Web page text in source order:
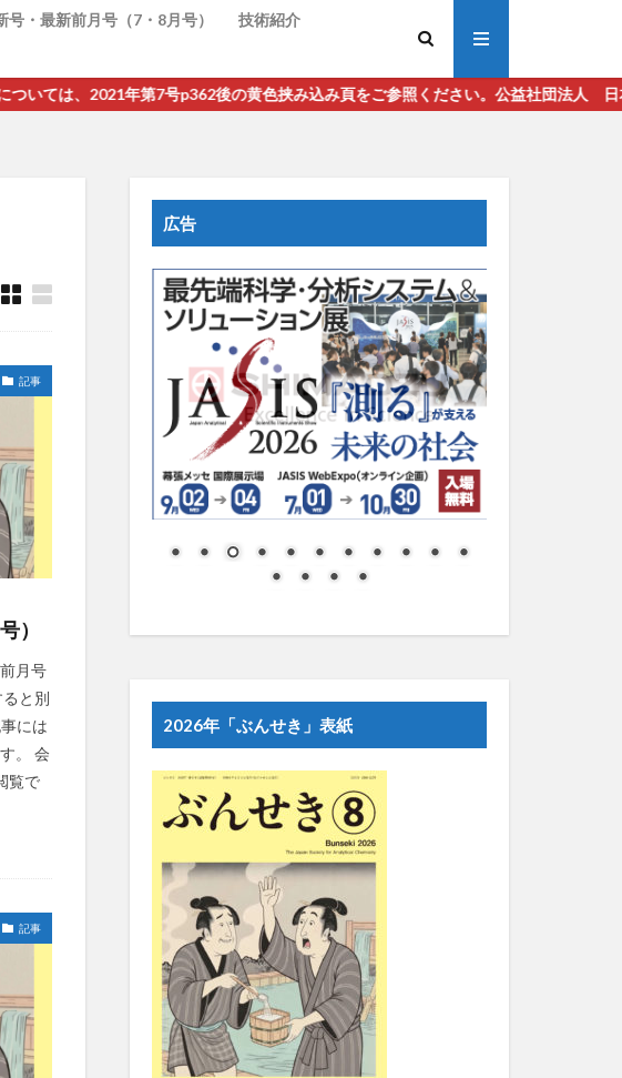
号・最新前月号（7・8月号）
技術紹介
号p362後の黄色挟み込み頁をご参照ください。公益社団法人 日本分析化学会の機関
記事
）
月号
と別
には
。 会
覧で
記事
広告
2026年「ぶんせき」表紙